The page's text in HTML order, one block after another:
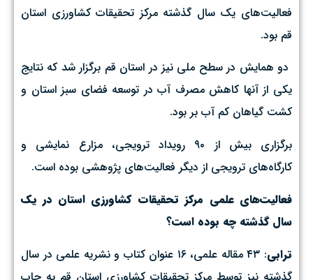
فعالیت‌های یک ‌سال گذشته مرکز تحقیقات کشاورزی استان
قم بود.
دو همایش در سطح ملی نیز در استان قم برگزار شد که نتایج
یکی از آنها کاهش مصرف آب در توسعه فضای سبز استان و
کشت گیاهان کم آب بر بود.
برگزاری بیش از ۹۰ رویداد ترویجی، مزارع نمایشی و
کارگاه‌های ترویجی از دیگر فعالیت‌های پژوهشی بوده است.
فعالیت‌های علمی مرکز تحقیقات کشاورزی استان در یک
سال گذشته چه بوده است؟
ترابی
: ۴۳ مقاله علمی، ۱۶ عنوان کتاب و نشریه علمی در سال
گذشته نیز توسط مرکز تحقیقات کشاورزی استان قم به چاپ